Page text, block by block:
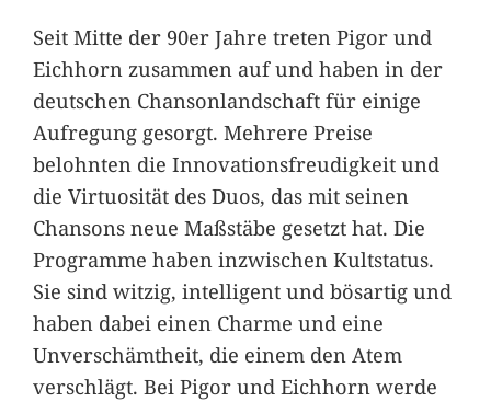
Seit Mitte der 90er Jahre treten Pigor und
Eichhorn zusammen auf und haben in der
deutschen Chansonlandschaft für einige
Aufregung gesorgt. Mehrere Preise
belohnten die Innovationsfreudigkeit und
die Virtuosität des Duos, das mit seinen
Chansons neue Maßstäbe gesetzt hat. Die
Programme haben inzwischen Kultstatus.
Sie sind witzig, intelligent und bösartig und
haben dabei einen Charme und eine
Unverschämtheit, die einem den Atem
verschlägt. Bei Pigor und Eichhorn werde